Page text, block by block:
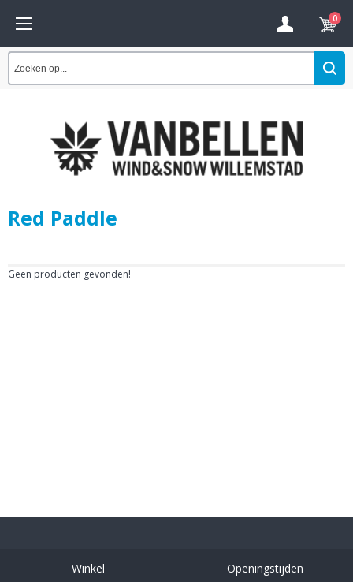
0
Red Paddle
Geen producten gevonden!
Winkel Openingstijden